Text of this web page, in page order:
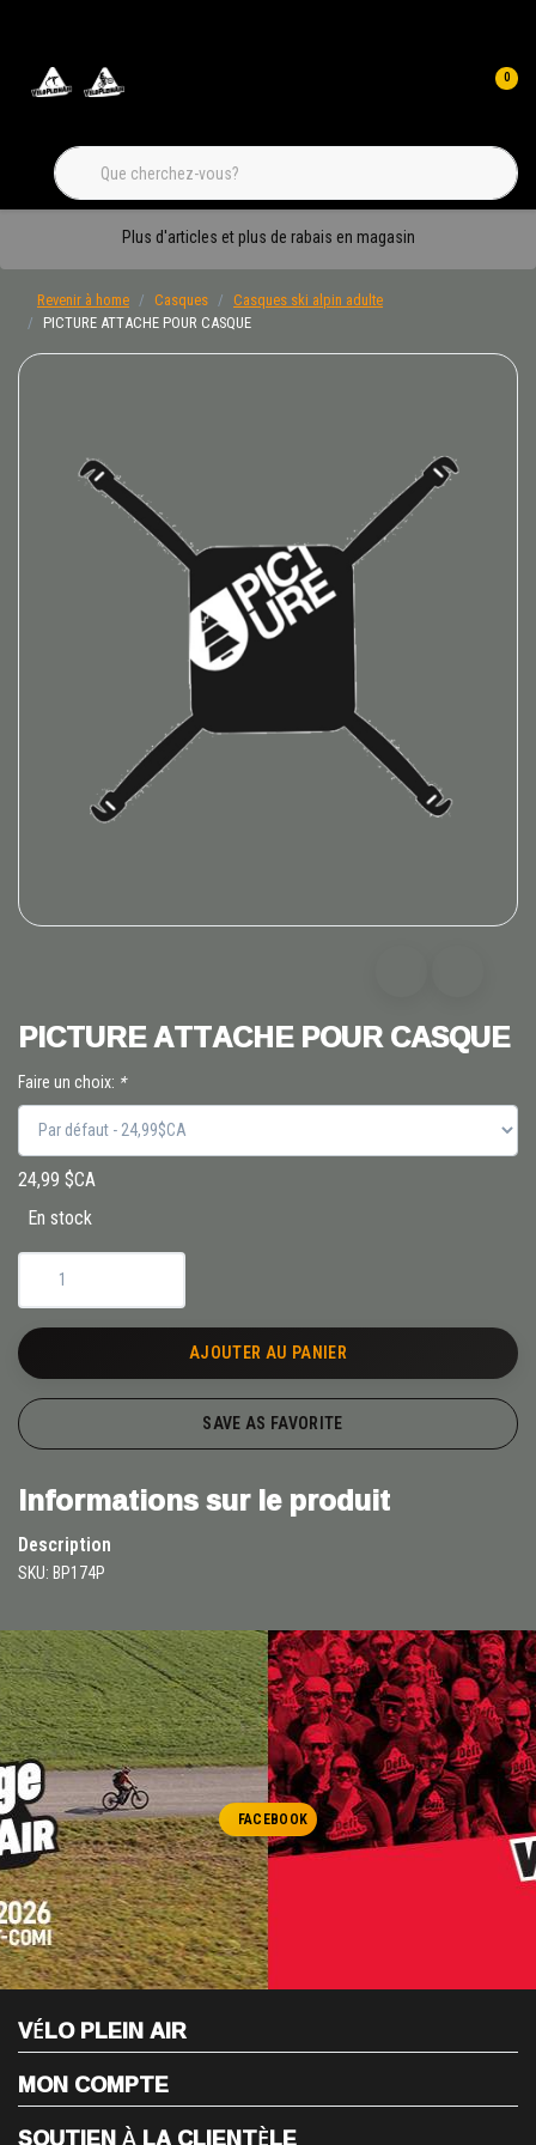
0
Plus d'articles et plus de rabais en magasin
Revenir à home Casques
Casques ski alpin adulte
PICTURE ATTACHE POUR CASQUE
PICTURE ATTACHE POUR CASQUE
Faire un choix: *
24,99 $CA
En stock
AJOUTER AU PANIER
SAVE AS FAVORITE
Informations sur le produit
Description
SKU: BP174P
FACEBOOK
VÉLO PLEIN AIR
MON COMPTE